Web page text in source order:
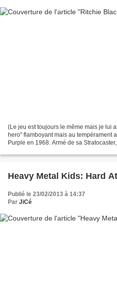
(Le jeu est toujours le même mais je lui
hero" flamboyant mais au tempérament
Purple en 1968. Armé de sa
Heavy Metal Kids: Hard
Publié le 23/02/2013 à 14:37
Par JiCé